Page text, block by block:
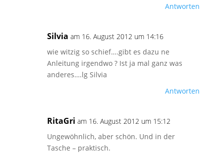
Antworten
Silvia am 16. August 2012 um 14:16
wie witzig so schief….gibt es dazu ne
Anleitung irgendwo ? Ist ja mal ganz was
anderes….lg Silvia
Antworten
RitaGri am 16. August 2012 um 15:12
Ungewöhnlich, aber schön. Und in der
Tasche – praktisch.